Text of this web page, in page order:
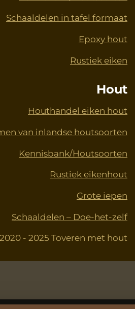
Schaaldelen in tafel formaat
Epoxy hout
Rustiek eiken
Hout
Houthandel eiken hout
van inlandse houtsoorten
Kennisbank/Houtsoorten
Rustiek eikenhout
Grote iepen
Schaaldelen – Doe-het-zelf
- 2025 Toveren met hout